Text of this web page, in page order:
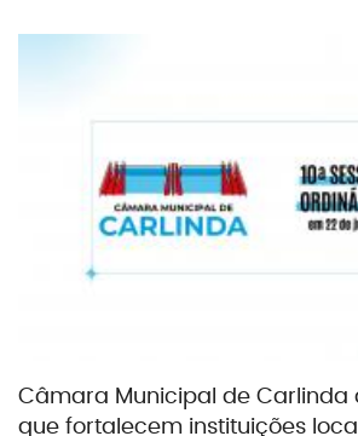
Câmara Municipal de Carlinda
que fortalecem instituições